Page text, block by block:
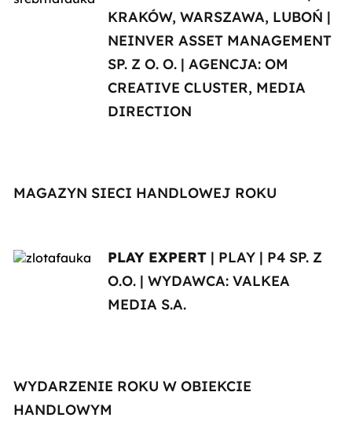
KRAKÓW, WARSZAWA, LUBOŃ |
NEINVER ASSET MANAGEMENT
SP. Z O. O. | AGENCJA: OM
CREATIVE CLUSTER, MEDIA
DIRECTION
MAGAZYN SIECI HANDLOWEJ ROKU
PLAY EXPERT | PLAY | P4 SP. Z
O.O. | WYDAWCA: VALKEA
MEDIA S.A.
WYDARZENIE ROKU W OBIEKCIE
HANDLOWYM